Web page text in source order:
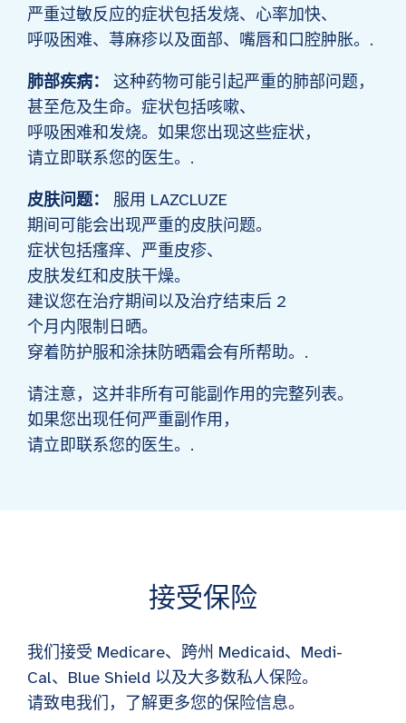
严重过敏反应的症状包括发烧、心率加快、
呼吸困难、荨麻疹以及面部、嘴唇和口腔肿胀。.
肺部疾病：
这种药物可能引起严重的肺部问题，
甚至危及生命。症状包括咳嗽、
呼吸困难和发烧。如果您出现这些症状，
请立即联系您的医生。.
皮肤问题：
服用 LAZCLUZE
期间可能会出现严重的皮肤问题。
症状包括瘙痒、严重皮疹、
皮肤发红和皮肤干燥。
建议您在治疗期间以及治疗结束后 2
个月内限制日晒。
穿着防护服和涂抹防晒霜会有所帮助。.
请注意，这并非所有可能副作用的完整列表。
如果您出现任何严重副作用，
请立即联系您的医生。.
接受保险
我们接受 Medicare、跨州 Medicaid、Medi-
Cal、Blue Shield 以及大多数私人保险。
请致电我们，了解更多您的保险信息。